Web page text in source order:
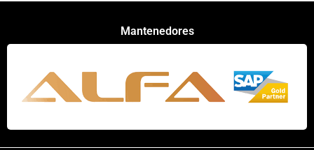
Mantenedores